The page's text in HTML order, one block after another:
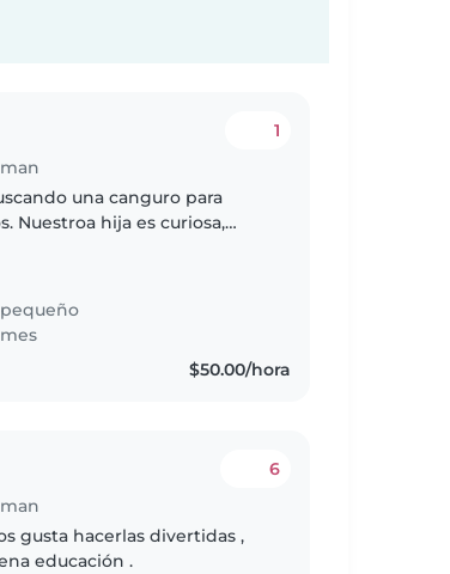
1
una canguro para
Nuestroa hija es curiosa,
$50.00/hora
6
gusta hacerlas divertidas ,
educación .